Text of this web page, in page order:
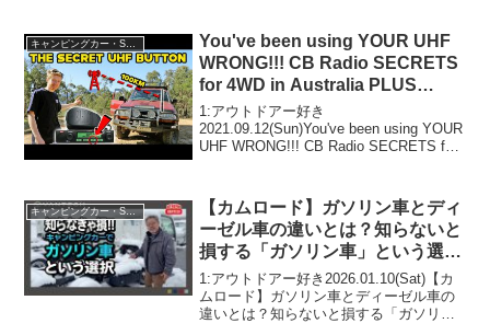
キャンピングカー・SUV人気車種
You've been using YOUR UHF
WRONG!!! CB Radio SECRETS
for 4WD in Australia PLUS
History & Technology
1:アウトドアー好き
2021.09.12(Sun)You've been using YOUR
UHF WRONG!!! CB Radio SECRETS for
キャンピングカー・SUV人気車種
【カムロード】ガソリン車とディ
ーゼル車の違いとは？知らないと
損する「ガソリン車」という選択
｜WEEKEND VANTECH
1:アウトドアー好き2026.01.10(Sat)【カ
ムロード】ガソリン車とディーゼル車の
違いとは？知らないと損する「ガソリン